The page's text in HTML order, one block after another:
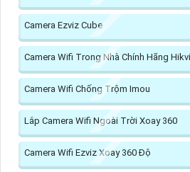
Camera Ezviz Cube
Camera Wifi Trong Nhà Chính Hãng
Camera Wifi Chống Trộm Imou
Lắp Camera Wifi Ngoài Trời Xoay 360
Camera Wifi Ezviz Xoay 360 Độ